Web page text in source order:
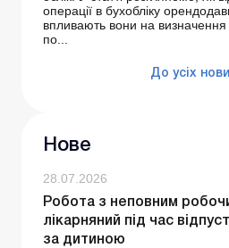
операції в бухобліку
впливають вони на визначення
по...
До усіх
Нове
28.07.2026
Робота з неповним
лікарняний під час
за дитиною